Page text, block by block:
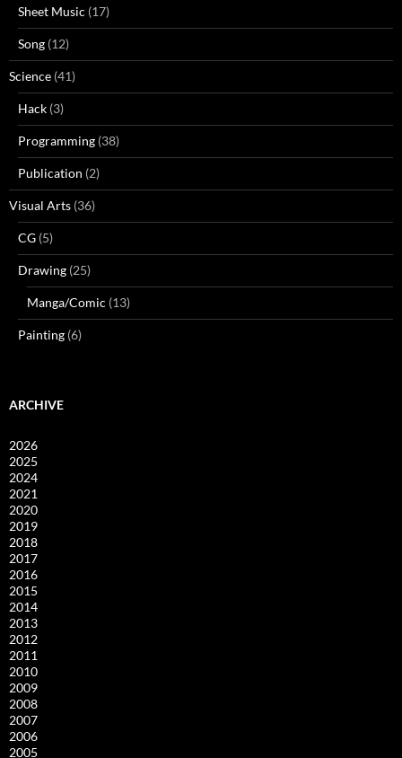
Sheet Music (17)
Song (12)
Science (41)
Hack (3)
Programming (38)
Publication (2)
Visual Arts (36)
CG (5)
Drawing (25)
Manga/Comic (13)
Painting (6)
ARCHIVE
2026
2025
2024
2021
2020
2019
2018
2017
2016
2015
2014
2013
2012
2011
2010
2009
2008
2007
2006
2005